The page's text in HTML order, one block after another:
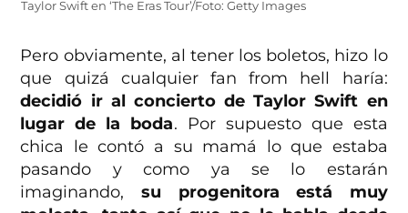
Taylor Swift en ‘The Eras Tour’/Foto: Getty Images
Pero obviamente, al tener los boletos, hizo lo
que quizá cualquier fan from hell haría:
decidió ir al concierto de Taylor Swift en
lugar de la boda. Por supuesto que esta
chica le contó a su mamá lo que estaba
pasando y como ya se lo estarán
imaginando, su progenitora está muy